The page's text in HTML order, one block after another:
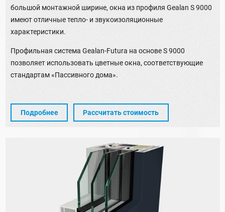
большой монтажной ширине, окна из профиля Gealan S 9000
имеют отличные тепло- и звукоизоляционные
характеристики.
Профильная система Gealan-Futura на основе S 9000
позволяет использовать цветные окна, соответствующие
стандартам «Пассивного дома».
Подробнее Рассчитать стоимость